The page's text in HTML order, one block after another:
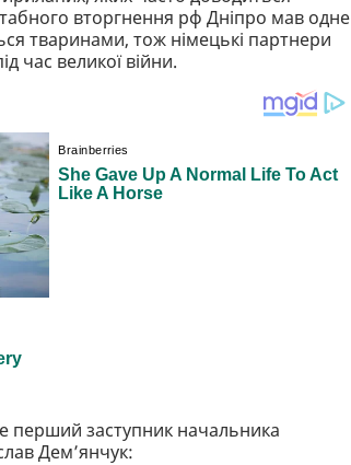
вторгнення рф Дніпро мав одне
тваринами, тож німецькі партнери
час великої війни.
перший заступник начальника
Демʼянчук: